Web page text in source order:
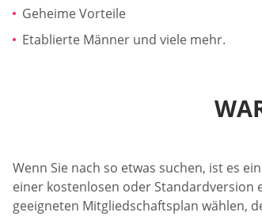
Geheime Vorteile
Etablierte Männer und viele mehr.
Wenn Sie nach so etwas suchen, ist es
einer kostenlosen oder Standardversion
geeigneten Mitgliedschaftsplan wählen,